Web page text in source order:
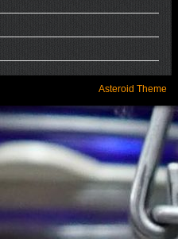
Asteroid Theme